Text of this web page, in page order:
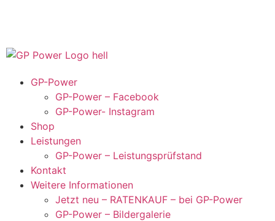
GP-Power
GP-Power – Facebook
GP-Power- Instagram
Shop
Leistungen
GP-Power – Leistungsprüfstand
Kontakt
Weitere Informationen
Jetzt neu – RATENKAUF – bei GP-Power
GP-Power – Bildergalerie